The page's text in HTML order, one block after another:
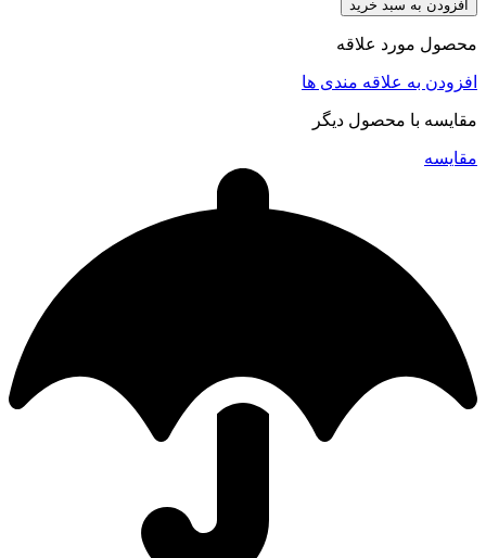
افزودن به سبد خرید
محصول مورد علاقه
افزودن به علاقه مندی ها
مقایسه با محصول دیگر
مقایسه